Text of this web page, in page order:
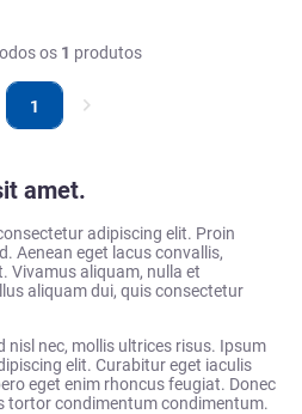
os 1 produtos
1
amet.
adipiscing elit. Proin
Aenean eget lacus convallis,
Vivamus aliquam, nulla et
aliquam dui, quis consectetur
nisl nec, mollis ultrices risus. Ipsum
elit. Curabitur eget iaculis
eget enim rhoncus feugiat. Donec
tortor condimentum condimentum.